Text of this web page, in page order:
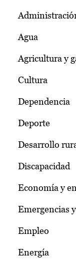
Agua
Agricultura y
Cultura
Dependencia
Deporte
Desarrollo
Discapacidad
Economía y
Emergencias
Empleo
Energía